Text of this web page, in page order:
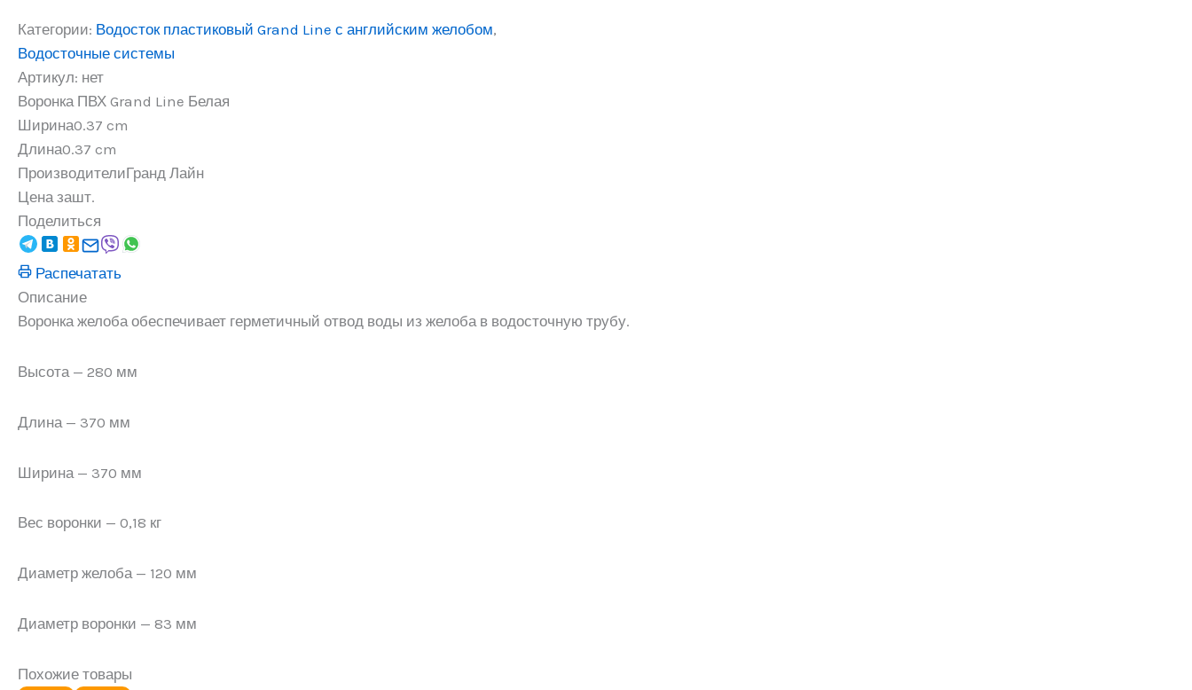
Категории: Водосток пластиковый Grand Line с английским желобом,
Водосточные системы
Артикул: нет
Воронка ПВХ Grand Line Белая
Ширина0.37 cm
Длина0.37 cm
ПроизводителиГранд Лайн
Цена зашт.
Поделиться
Распечатать
Описание
Воронка желоба обеспечивает герметичный отвод воды из желоба в водосточную трубу.
Высота — 280 мм
Длина — 370 мм
Ширина — 370 мм
Вес воронки — 0,18 кг
Диаметр желоба — 120 мм
Диаметр воронки — 83 мм
Похожие товары